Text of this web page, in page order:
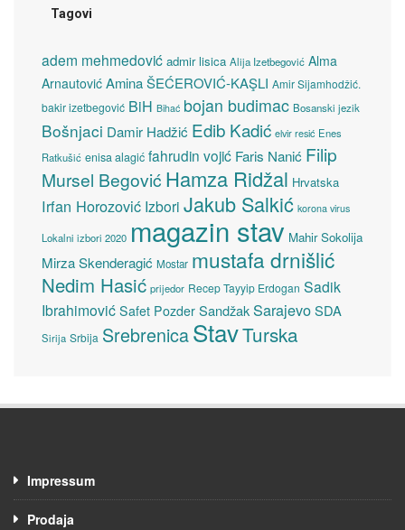
Tagovi
adem mehmedović admir lisica Alija Izetbegović Alma
Arnautović Amina ŠEĆEROVIĆ-KAŞLI Amir Sijamhodžić.
bakir izetbegović BiH Bihać bojan budimac Bosanski jezik
Bošnjaci Damir Hadžić Edib Kadić elvir resić Enes
Ratkušić enisa alagić fahrudin vojić Faris Nanić Filip
Mursel Begović Hamza Ridžal Hrvatska
Irfan Horozović Izbori Jakub Salkić korona virus
Lokalni izbori 2020 magazin stav Mahir Sokolija
Mirza Skenderagić Mostar mustafa drnišlić
Nedim Hasić prijedor Recep Tayyip Erdogan Sadik
Ibrahimović Safet Pozder SandžakSarajevoSDA
Sirija Srbija SrebrenicaStavTurska
Impressum
Prodaja